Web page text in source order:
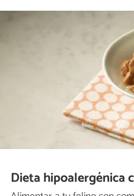
Dieta hipoalergénica